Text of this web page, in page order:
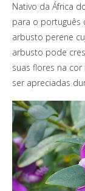
Nativo da África
para o português
arbusto perene
arbusto pode
suas flores na
ser apreciadas